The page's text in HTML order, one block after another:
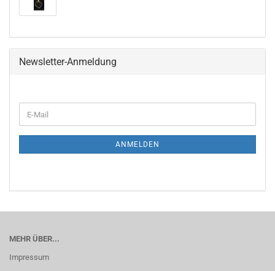
Newsletter-Anmeldung
ZUR
E-
Mail
ANMELDEN
MEHR ÜBER...
Impressum